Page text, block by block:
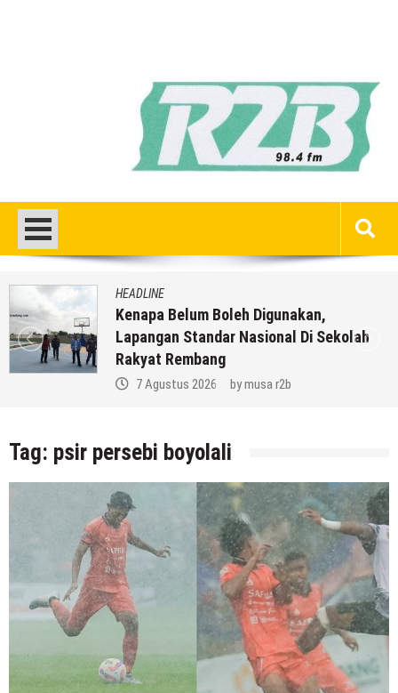
HEADLINE
Kenapa Belum Boleh Digunakan,
Lapangan Standar Nasional Di Sekolah
Rakyat Rembang
7 Agustus 2026 bymusa r2b
Tag: psir persebi boyolali